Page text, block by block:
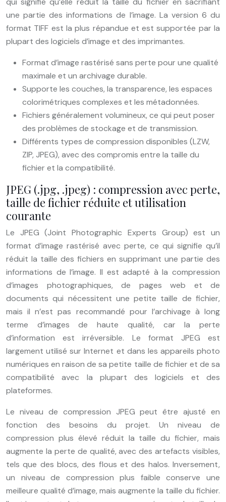
une partie des informations de l’image. La version 6 du
format TIFF est la plus répandue et est supportée par la
plupart des logiciels d’image et des imprimantes.
Format d’image rastérisé sans perte pour une qualité
maximale et un archivage durable.
Supporte les couches, la transparence, les espaces
colorimétriques complexes et les métadonnées.
Fichiers généralement volumineux, ce qui peut poser
des problèmes de stockage et de transmission.
Différents types de compression disponibles (LZW,
ZIP, JPEG), avec des compromis entre la taille du
fichier et la compatibilité.
JPEG (.jpg, .jpeg) : compression avec perte,
taille de fichier réduite et utilisation
courante
Le JPEG (Joint Photographic Experts Group) est un
format d’image rastérisé avec perte, ce qui signifie qu’il
réduit la taille des fichiers en supprimant une partie des
informations de l’image. Il est adapté à la compression
d’images photographiques, de pages web et de
documents qui nécessitent une petite taille de fichier,
mais il n’est pas recommandé pour l’archivage à long
terme d’images de haute qualité, car la perte
d’information est irréversible. Le format JPEG est
largement utilisé sur Internet et dans les appareils photo
numériques en raison de sa petite taille de fichier et de sa
compatibilité avec la plupart des logiciels et des
plateformes.
Le niveau de compression JPEG peut être ajusté en
fonction des besoins du projet. Un niveau de
compression plus élevé réduit la taille du fichier, mais
augmente la perte de qualité, avec des artefacts visibles,
tels que des blocs, des flous et des halos. Inversement,
un niveau de compression plus faible conserve une
meilleure qualité d’image, mais augmente la taille du fichier.